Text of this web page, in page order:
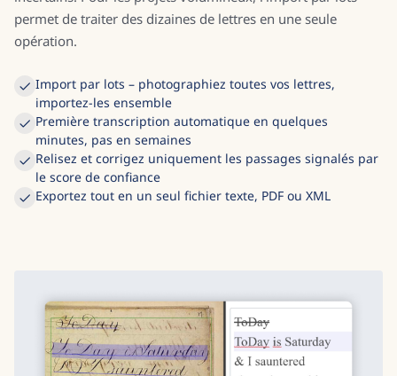
permet de traiter des dizaines de lettres en une seule
opération.
Import par lots – photographiez toutes vos lettres,
importez-les ensemble
Première transcription automatique en quelques
minutes, pas en semaines
Relisez et corrigez uniquement les passages signalés par
le score de confiance
Exportez tout en un seul fichier texte, PDF ou XML